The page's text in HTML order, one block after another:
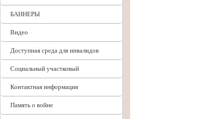
БАННЕРЫ
Видео
Доступная среда для инвалидов
Социальный участковый
Контактная информация
Память о войне